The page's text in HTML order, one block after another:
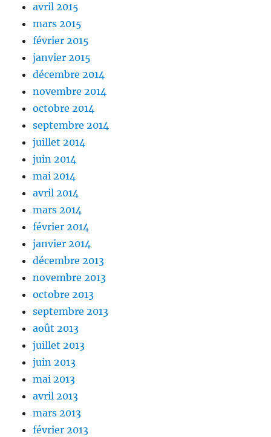
avril 2015
mars 2015
février 2015
janvier 2015
décembre 2014
novembre 2014
octobre 2014
septembre 2014
juillet 2014
juin 2014
mai 2014
avril 2014
mars 2014
février 2014
janvier 2014
décembre 2013
novembre 2013
octobre 2013
septembre 2013
août 2013
juillet 2013
juin 2013
mai 2013
avril 2013
mars 2013
février 2013